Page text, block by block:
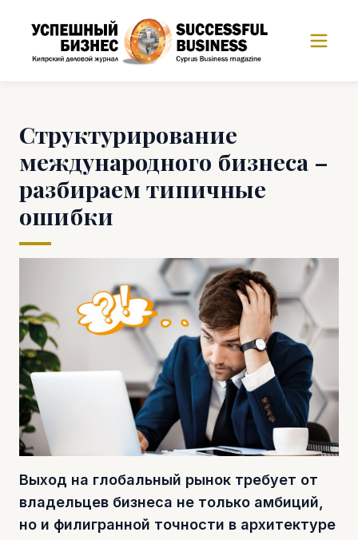
Структурирование
международного бизнеса –
разбираем типичные
ошибки
Выход на глобальный рынок требует от
владельцев бизнеса не только амбиций,
но и филигранной точности в архитектуре